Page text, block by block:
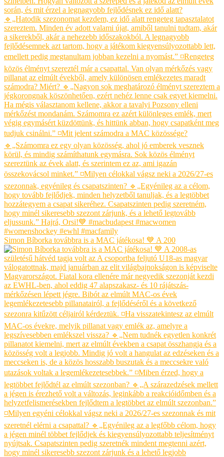
Simon Bíborka továbbra is a MAC játékosa! 💙 A 200